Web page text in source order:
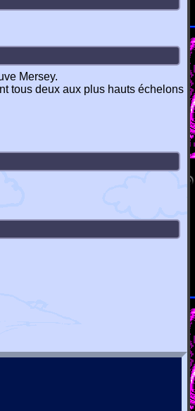
Mersey.
tous deux aux plus hauts échelons